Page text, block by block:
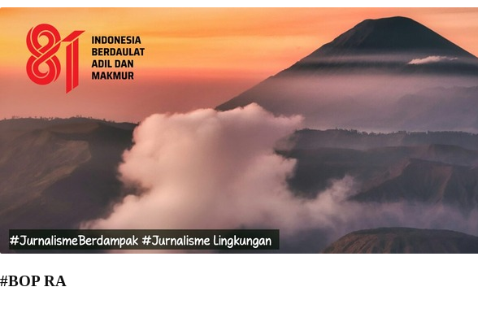
#BOP RA